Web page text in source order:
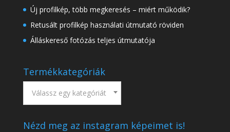
Új profilkép, több megkeresés – miért működik?
Retusált profilkép használati útmutató röviden
Álláskereső fotózás teljes útmutatója
Termékkategóriák
Válassz egy kategóriát
Nézd meg az instagram képeimet is!